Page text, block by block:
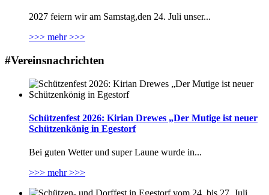
2027 feiern wir am Samstag,den 24. Juli unser...
>>> mehr >>>
#Vereinsnachrichten
Schützenfest 2026: Kirian Drewes „Der Mutige ist neuer
Schützenkönig in Egestorf
Bei guten Wetter und super Laune wurde in...
>>> mehr >>>